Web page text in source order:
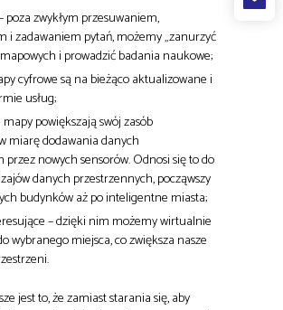
inżynieria i budownictwo
poza zwykłym przesuwaniem,
i zadawaniem pytań, możemy „zanurzyć
i prowadzić badania naukowe;
cyfrowe są na bieżąco aktualizowane i
usług;
powiększają swój zasób
miarę dodawania danych
przez nowych sensorów. Odnosi się to do
danych przestrzennych, począwszy
budynków aż po inteligentne miasta;
– dzięki nim możemy wirtualnie
wybranego miejsca, co zwiększa nasze
jest to, że zamiast starania się, aby